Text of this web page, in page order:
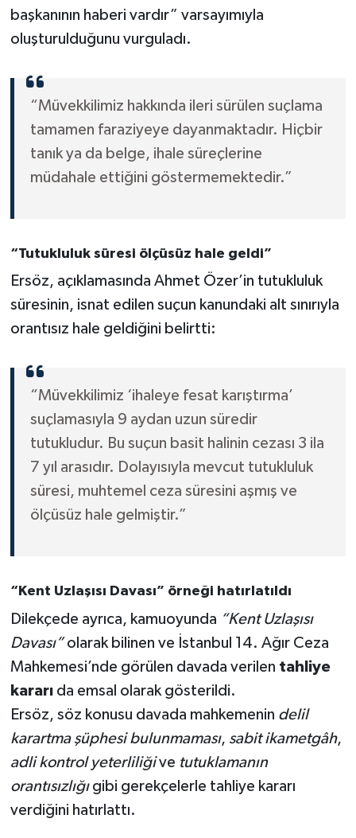
başkanının haberi vardır” varsayımıyla
oluşturulduğunu vurguladı.
“Müvekkilimiz hakkında ileri sürülen suçlama
tamamen faraziyeye dayanmaktadır. Hiçbir
tanık ya da belge, ihale süreçlerine
müdahale ettiğini göstermemektedir.”
“Tutukluluk süresi ölçüsüz hale geldi”
Ersöz, açıklamasında Ahmet Özer’in tutukluluk
süresinin, isnat edilen suçun kanundaki alt sınırıyla
orantısız hale geldiğini belirtti:
“Müvekkilimiz ‘ihaleye fesat karıştırma’
suçlamasıyla 9 aydan uzun süredir
tutukludur. Bu suçun basit halinin cezası 3 ila
7 yıl arasıdır. Dolayısıyla mevcut tutukluluk
süresi, muhtemel ceza süresini aşmış ve
ölçüsüz hale gelmiştir.”
“Kent Uzlaşısı Davası” örneği hatırlatıldı
Dilekçede ayrıca, kamuoyunda “Kent Uzlaşısı
Davası”olarak bilinen ve İstanbul 14. Ağır Ceza
Mahkemesi’nde görülen davada verilen tahliye
kararıda emsal olarak gösterildi.
Ersöz, söz konusu davada mahkemenin delil
karartma şüphesi bulunmaması, sabit ikametgâh,
adli kontrol yeterliliğive tutuklamanın
orantısızlığıgibi gerekçelerle tahliye kararı
verdiğini hatırlattı.